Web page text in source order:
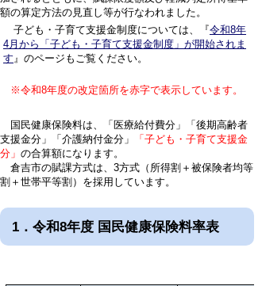
額の算定方法の見直し等が行なわれました。
子ども・子育て支援金制度については、『令和8年
4月から「子ども・子育て支援金制度」が開始されま
す』のページもご覧ください。
※令和8年度の改定箇所を赤字で表示しています。
国民健康保険料は、「医療給付費分」「後期高齢者
支援金分」「介護納付金分」
「子ども・子育て支援金
分」 の合算額になります。
倉吉市の賦課方式は、3方式（所得割＋被保険者均等
割＋世帯平等割）を採用しています。
1．令和8年度 国民健康保険料率表